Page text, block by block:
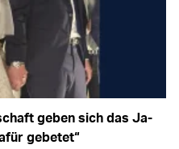
geben sich das Ja-
gebetet“